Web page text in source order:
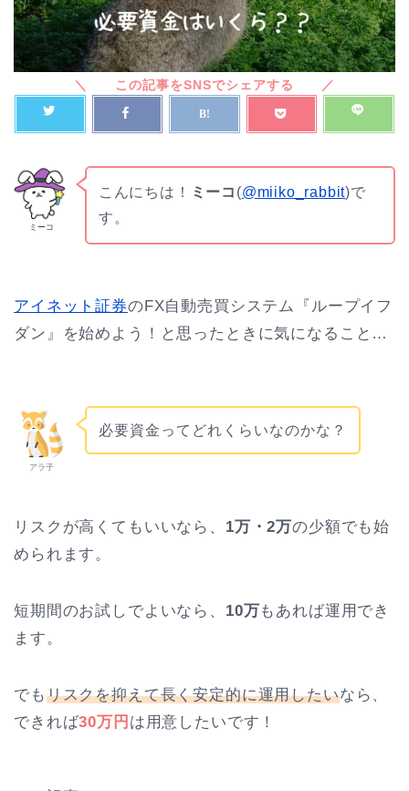
ミーコ
こんにちは！ ミーコ (@miiko_rabbit)で
す。
アイネット証券のFX自動売買システム『ループイフ
ダン』を始めよう！と思ったときに気になること…
アラ子
必要資金ってどれくらいなのかな？
リスクが高くてもいいなら、 1万・2万の少額でも始
められます。
短期間のお試しでよいなら、 10万もあれば運用でき
ます。
でもリスクを抑えて長く安定的に運用したいなら、
できれば30万円 は用意したいです！